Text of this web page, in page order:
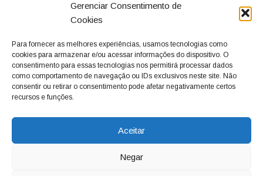
Gerenciar Consentimento de
Cookies
Para fornecer as melhores experiências, usamos tecnologias como
cookies para armazenar e/ou acessar informações do dispositivo. O
consentimento para essas tecnologias nos permitirá processar dados
como comportamento de navegação ou IDs exclusivos neste site. Não
consentir ou retirar o consentimento pode afetar negativamente certos
recursos e funções.
Aceitar
Negar
cidadãos valinhenses, já que naquela época só existiam
dois jornais. Há mais de 30 anos, o jornal continua
com o foco de trazer as melhores notícias. Nunca
deixamos de lado as necessidades do cidadão, sempre
questionando os órgãos públicos em busca de melhorias
para a cidade e sempre cobrando resoluções para casos
adm@jtv.com.br
(19) 3929-6225